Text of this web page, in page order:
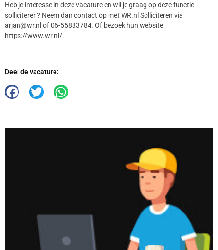
Heb je interesse in deze vacature en wil je graag op deze functie
solliciteren? Neem dan contact op met WR.nl Solliciteren via
arjan@wr.nl of 06-55883784. Of bezoek hun website
https://www.wr.nl/.
Deel de vacature: